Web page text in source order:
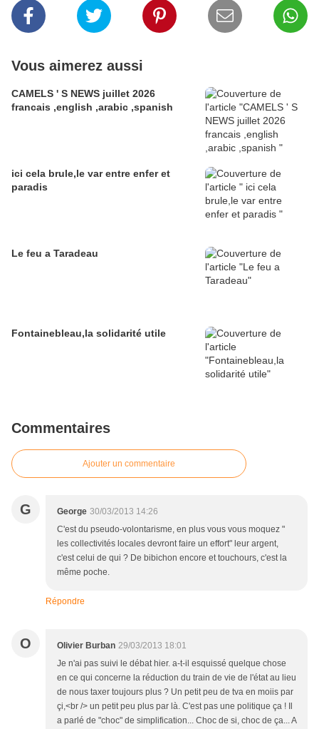
Vous aimerez aussi
CAMELS ' S NEWS juillet 2026
francais ,english ,arabic ,spanish
ici cela brule,le var entre enfer et
paradis
Le feu a Taradeau
Fontainebleau,la solidarité utile
Commentaires
Ajouter un commentaire
G George 30/03/2013 14:26
C'est du pseudo-volontarisme, en plus vous vous moquez "
les collectivités locales devront faire un effort" leur argent,
c'est celui de qui ? De bibichon encore et touchours, c'est la
même poche.
Répondre
O Olivier Burban 29/03/2013 18:01
Je n'ai pas suivi le débat hier. a-t-il esquissé quelque chose
en ce qui concerne la réduction du train de vie de l'état au lieu
de nous taxer toujours plus ? Un petit peu de tva en moiis par
çi,<br /> un petit peu plus par là. C'est pas une politique ça ! Il
a parlé de "choc" de simplification... Choc de si, choc de ça... A